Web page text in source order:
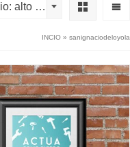
Ordenar por precio: alto a bajo
INCIO » sanignaciodeloyola